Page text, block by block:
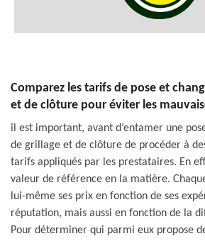
Comparez les tarifs de pose et
et de clôture pour éviter les
il est important, avant d’entamer une
de grillage et de clôture de procéder à
tarifs appliqués par les prestataires. En
valeur de référence en la matière.
lui-même ses prix en fonction de ses
réputation, mais aussi en fonction de la
Pour déterminer qui parmi eux propose